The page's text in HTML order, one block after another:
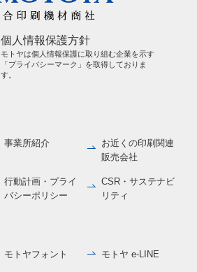
個人情報保護方針
モトヤは個人情報保護に取り組む企業を示す
「プライバシーマーク」を取得しておりま
す。
事業所紹介
お近くの印刷関連
販売会社
行動計画・プライ
バシーポリシー
CSR・サステナビ
リティ
モトヤフォント モトヤ e-LINE